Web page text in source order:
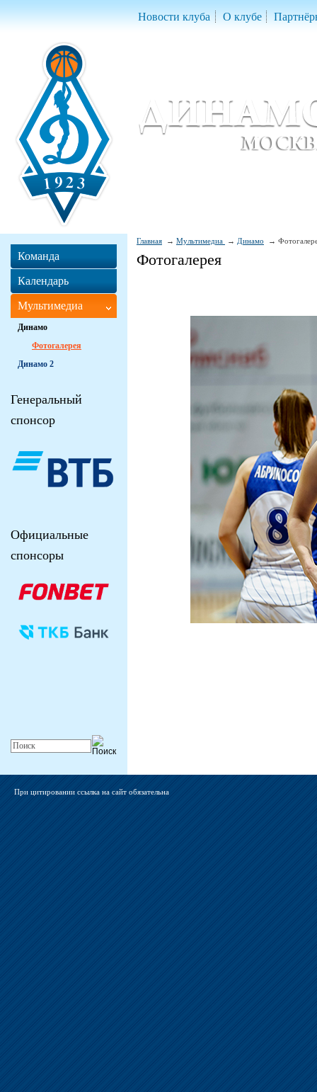
Новости клуба О клубе
Главная Мультимедиа Динамо
Фотогалерея
Команда
Календарь
Мультимедиа
Динамо
Фотогалерея
Динамо 2
Генеральный
спонсор
Официальные
спонсоры
При цитировании ссылка на сайт обязательна